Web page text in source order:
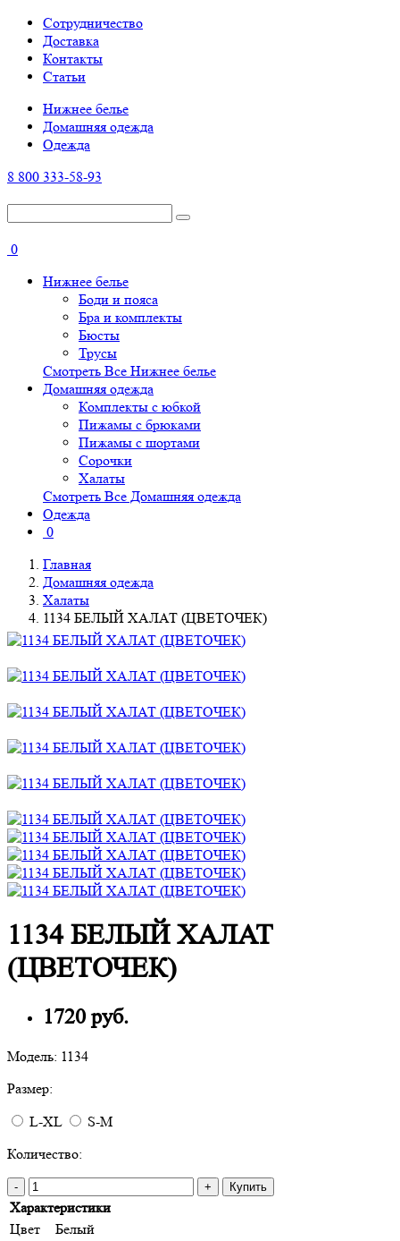
Cотрудничество
Доставка
Контакты
Статьи
Нижнее белье
Домашняя одежда
Одежда
8 800 333-58-93
0
Нижнее белье
Боди и пояса
Бра и комплекты
Бюсты
Трусы
Смотреть Все Нижнее белье
Домашняя одежда
Комплекты с юбкой
Пижамы с брюками
Пижамы с шортами
Сорочки
Халаты
Смотреть Все Домашняя одежда
Одежда
0
Главная
Домашняя одежда
Халаты
1134 БЕЛЫЙ ХАЛАТ (ЦВЕТОЧЕК)
1134 БЕЛЫЙ ХАЛАТ
(ЦВЕТОЧЕК)
1720 руб.
Модель: 1134
Размер:
L-XL
S-M
Количество:
- + Купить
Характеристики
Цвет
Белый